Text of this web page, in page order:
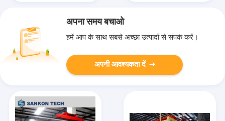
अपना समय बचाओ
हमें आप के साथ सबसे अच्छा उत्पादों से संपर्क करें।
अपनी आवश्यकता दें